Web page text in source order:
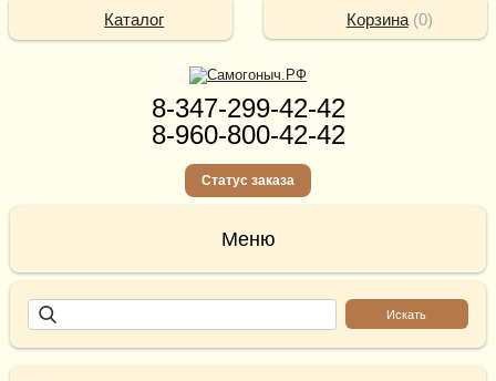
8-347-299-42-42
8-960-800-42-42
Статус заказа
Корзина(0)
Каталог